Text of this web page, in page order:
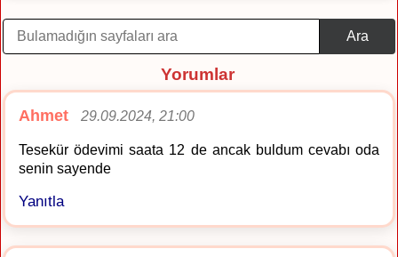
Ara
Yorumlar
Ahmet 29.09.2024, 21:00
Tesekür ödevimi saata 12 de ancak buldum cevabı oda
senin sayende
Yanıtla